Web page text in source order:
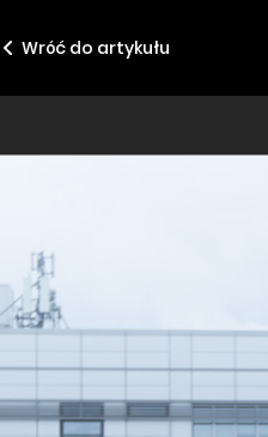
Wróć do artykułu